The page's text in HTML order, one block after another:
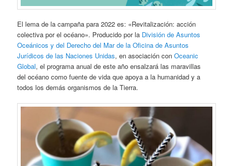
El lema de la campaña para 2022 es: «Revitalización: acción
colectiva por el océano». Producido por la División de Asuntos
Oceánicos y del Derecho del Mar de la Oficina de Asuntos
Jurídicos de las Naciones Unidas, en asociación conOceanic
Global, el programa anual de este año ensalzará las maravillas
del océano como fuente de vida que apoya a la humanidad y a
todos los demás organismos de la Tierra.